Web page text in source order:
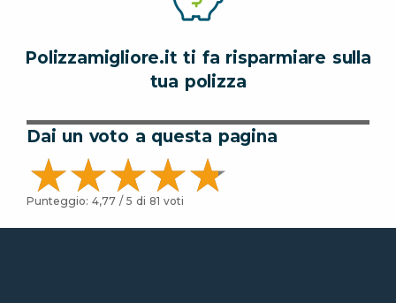
Polizzamigliore.it ti fa risparmiare sulla
tua polizza
Dai un voto a questa pagina
Punteggio: 4,77 / 5 di 81 voti